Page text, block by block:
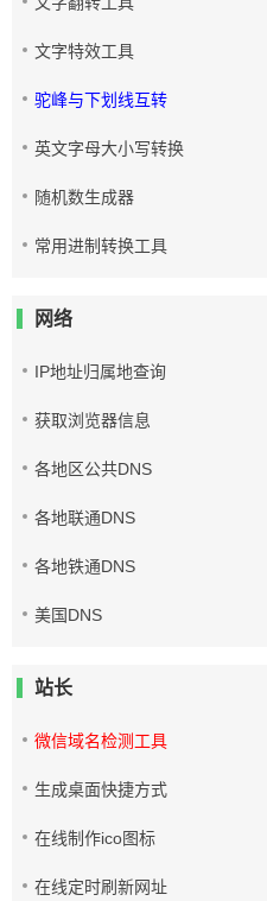
文字特效工具
驼峰与下划线互转
英文字母大小写转换
随机数生成器
常用进制转换工具
网络
IP地址归属地查询
获取浏览器信息
各地区公共DNS
各地联通DNS
各地铁通DNS
美国DNS
站长
微信域名检测工具
生成桌面快捷方式
在线制作ico图标
在线定时刷新网址